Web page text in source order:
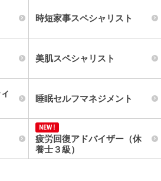
時短家事スペシャリスト
美肌スペシャリスト
睡眠セルフマネジメント
疲労回復アドバイザー（休
養士３級）